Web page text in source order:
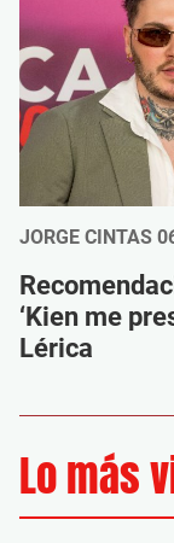
JORGE CINTAS
‘Kien me
Lérica
Lo más